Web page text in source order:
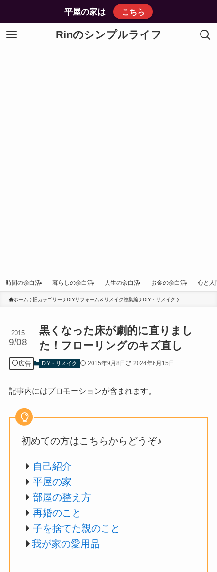
平屋の家は こちら
Rinのシンプルライフ
時間の余白活 暮らしの余白活 人生の余白活 お金の余白活 心と人
ホーム 旧カテゴリー DIYリフォーム＆リメイク総集編 DIY・リメイク
黒くなった床が劇的に直りまし
た！フローリングのキズ直し
2015
9/08
広告 DIY・リメイク 2015年9月8日 2024年6月15日
記事内にはプロモーションが含まれます。
初めての方はこちらからどうぞ♪
自己紹介
平屋の家
部屋の整え方
再婚のこと
子を捨てた親のこと
我が家の愛用品